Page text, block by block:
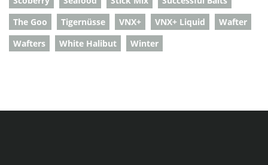
The Goo
Tigernüsse VNX+ VNX+ Liquid
Wafter
Wafters
White Halibut Winter